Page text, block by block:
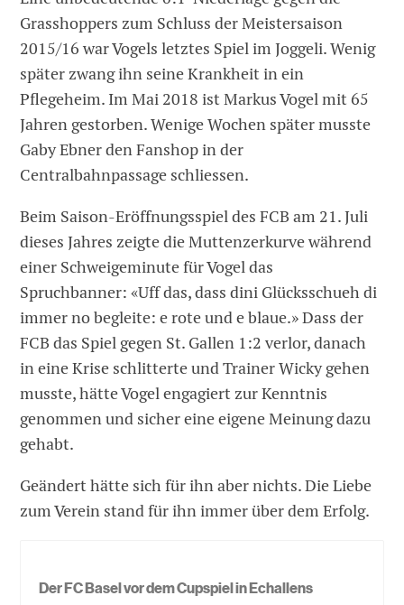
Grasshoppers zum Schluss der Meistersaison
2015/16 war Vogels letztes Spiel im Joggeli. Wenig
später zwang ihn seine Krankheit in ein
Pflegeheim. Im Mai 2018 ist Markus Vogel mit 65
Jahren gestorben. Wenige Wochen später musste
Gaby Ebner den Fanshop in der
Centralbahnpassage schliessen.
Beim Saison-Eröffnungsspiel des FCB am 21. Juli
dieses Jahres zeigte die Muttenzerkurve während
einer Schweigeminute für Vogel das
Spruchbanner: «Uff das, dass dini Glücksschueh di
immer no begleite: e rote und e blaue.» Dass der
FCB das Spiel gegen St. Gallen 1:2 verlor, danach
in eine Krise schlitterte und Trainer Wicky gehen
musste, hätte Vogel engagiert zur Kenntnis
genommen und sicher eine eigene Meinung dazu
gehabt.
Geändert hätte sich für ihn aber nichts. Die Liebe
zum Verein stand für ihn immer über dem Erfolg.
Der FC Basel vor dem Cupspiel in Echallens